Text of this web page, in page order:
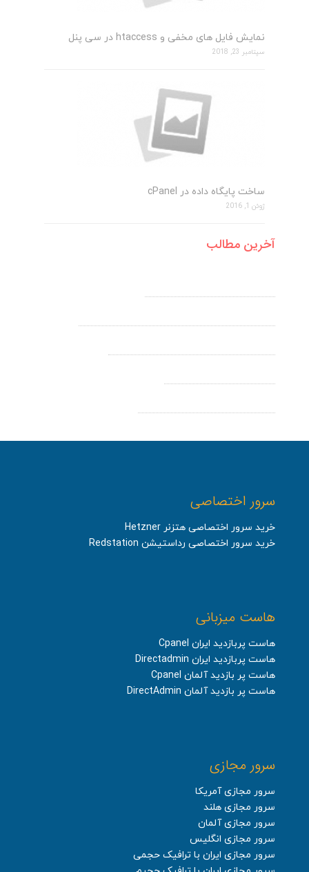
نمایش فایل های مخفی و htaccess در سی پنل
سپتامبر 23, 2018
ساخت پایگاه داده در cPanel
ژوئن 1, 2016
آخرین مطالب
سرور اختصاصی
خرید سرور اختصاصی هتزنر Hetzner
خرید سرور اختصاصی رداستیشن Redstation
هاست میزبانی
هاست پربازدید ایران Cpanel
هاست پربازدید ایران Directadmin
هاست پر بازدید آلمان Cpanel
هاست پر بازدید آلمان DirectAdmin
سرور مجازی
سرور مجازی آمریکا
سرور مجازی هلند
سرور مجازی آلمان
سرور مجازی انگلیس
سرور مجازی ایران با ترافیک حجمی